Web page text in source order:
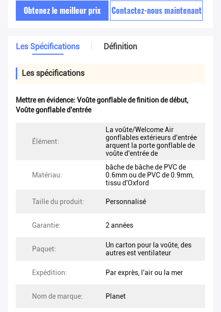
Obtenez le meilleur prix Contactez-nous maintenant
Les Spécifications Définition
Les spécifications
Mettre en évidence: Voûte gonflable de finition de début,
Voûte gonflable d'entrée
Élément:
La voûte/Welcome Air
gonflables extérieurs d'entrée
arquent la porte gonflable de
voûte d'entrée de
Matériau:
bâche de bâche de PVC de
0.6mm ou de PVC de 0.9mm,
tissu d'Oxford
Taille du produit: Personnalisé
Garantie: 2 années
Paquet:
Un carton pour la voûte, des
autres est ventilateur
Expédition: Par exprès, l'air ou la mer
Nom de marque: Planet